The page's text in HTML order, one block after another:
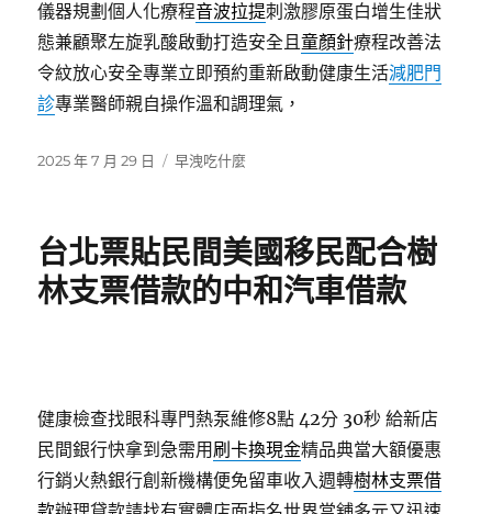
儀器規劃個人化療程音波拉提刺激膠原蛋白增生佳狀
態兼顧聚左旋乳酸啟動打造安全且童顏針療程改善法
令紋放心安全專業立即預約重新啟動健康生活減肥門
診專業醫師親自操作溫和調理氣，
發
2025 年 7 月 29 日
分
早洩吃什麼
台北票貼民間美國移民配合樹
林支票借款的中和汽車借款
健康檢查找眼科專門熱泵維修8點 42分 30秒 給新店
民間銀行快拿到急需用 刷卡換現金精品典當大額優惠
行銷火熱銀行創新機構便免留車收入週轉樹林支票借